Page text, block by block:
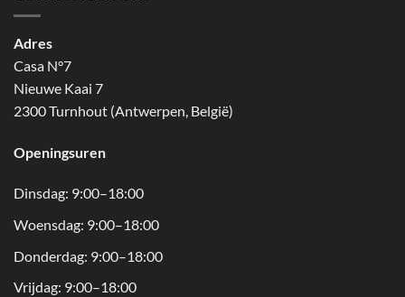
Adres
Casa N°7
Nieuwe Kaai 7
2300 Turnhout (Antwerpen, België)
Openingsuren
Dinsdag: 9:00–18:00
Woensdag: 9:00–18:00
Donderdag: 9:00–18:00
Vrijdag: 9:00–18:00